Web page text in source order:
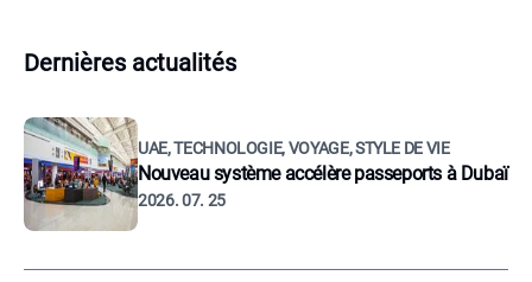
Dernières actualités
UAE, TECHNOLOGIE, VOYAGE, STYLE DE VIE
Nouveau système accélère passeports à Dubaï
2026. 07. 25